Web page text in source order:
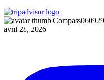
avril 28, 2026